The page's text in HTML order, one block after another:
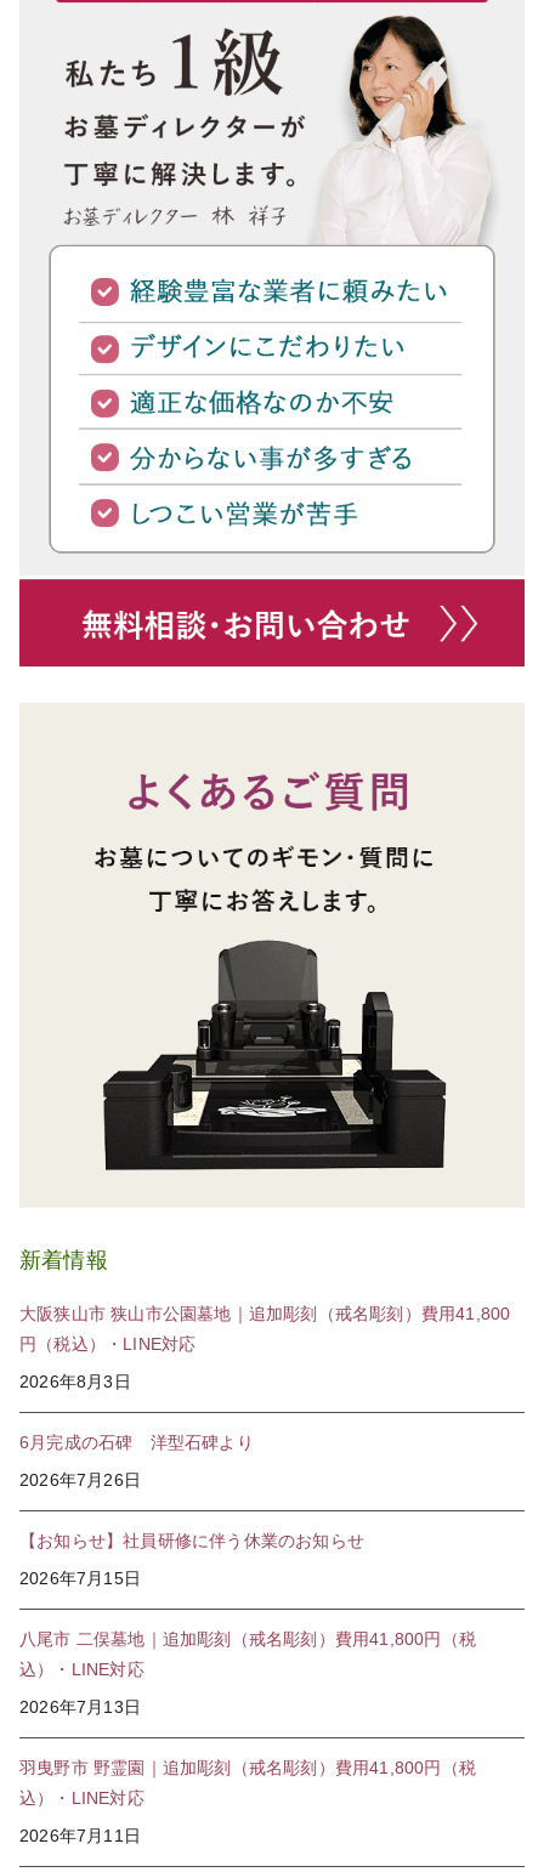
新着情報
大阪狭山市 狭山市公園墓地｜追加彫刻（戒名彫刻）費用41,800
円（税込）・LINE対応
2026年8月3日
6月完成の石碑 洋型石碑より
2026年7月26日
【お知らせ】社員研修に伴う休業のお知らせ
2026年7月15日
八尾市 二俣墓地｜追加彫刻（戒名彫刻）費用41,800円（税
込）・LINE対応
2026年7月13日
羽曳野市 野霊園｜追加彫刻（戒名彫刻）費用41,800円（税
込）・LINE対応
2026年7月11日